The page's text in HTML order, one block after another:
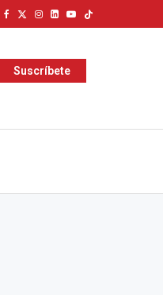
Suscríbete